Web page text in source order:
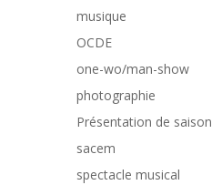
musique
OCDE
one-wo/man-show
photographie
Présentation de saison
sacem
spectacle musical